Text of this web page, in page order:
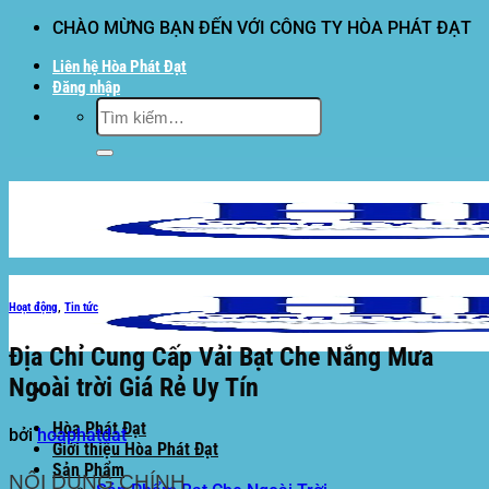
dung
CHÀO MỪNG BẠN ĐẾN VỚI CÔNG TY HÒA PHÁT ĐẠT
Liên hệ Hòa Phát Đạt
Đăng nhập
Tìm
kiếm:
Hòa Phát Đạt
Giới thiệu Hòa Phát Đạt
Sản Phẩm
Hoạt động, Tin tức
Địa Chỉ Cung Cấp Vải Bạt Che Nắng Mưa
Ngoài trời Giá Rẻ Uy Tín
bởihoaphatdat
NỘI DUNG CHÍNH